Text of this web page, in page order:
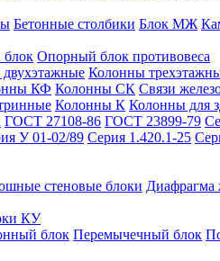
Бетонные столбики Блок МЖ
блок Опорный блок противовеса
Колонны
КФ Колонны СК Связи
Колонны К Колонны для
ГОСТ 27108-86 ГОСТ 23899-79
У 01-02/89 Серия 1.420.1-25
стеновые блоки Диафрагма
КУ
блок Перемычечный блок